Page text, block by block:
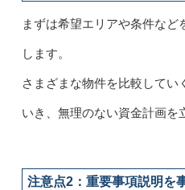
まずは希望エリアや条件な
します。
さまざまな物件を比較してい
いき、無理のない資金計画を
注意点2：重要事項説明を